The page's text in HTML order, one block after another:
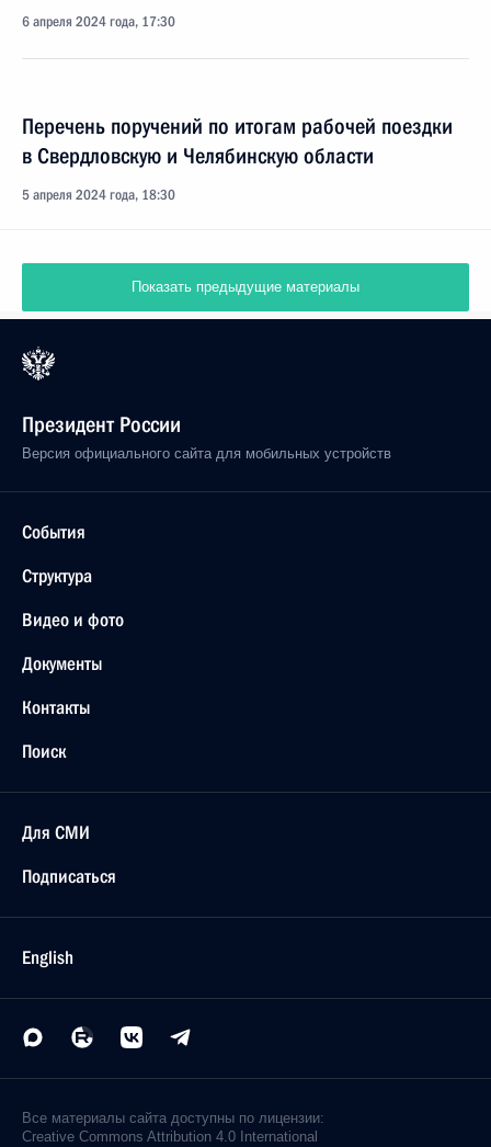
6 апреля 2024 года, 17:30
Перечень поручений по итогам рабочей поездки
в Свердловскую и Челябинскую области
5 апреля 2024 года, 18:30
Показать предыдущие материалы
Президент России
Версия официального сайта для мобильных устройств
События
Структура
Видео и фото
Документы
Контакты
Поиск
Для СМИ
Подписаться
English
Все материалы сайта доступны по лицензии:
Creative Commons Attribution 4.0 International